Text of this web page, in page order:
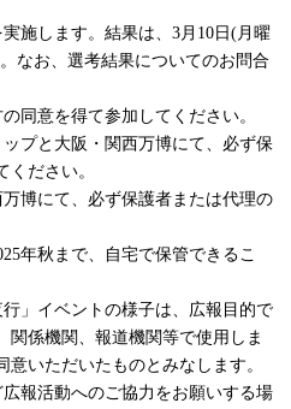
施します。結果は、3月10日(月曜
なお、選考結果についてのお問合
同意を得て参加してください。
プと大阪・関西万博にて、必ず保
ださい。
博にて、必ず保護者または代理の
年秋まで、自宅で保管できるこ
」イベントの様子は、広報目的で
関係機関、報道機関等で使用しま
いただいたものとみなします。
報活動へのご協力をお願いする場